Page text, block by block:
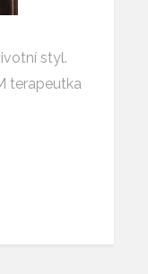
styl.
terapeutka